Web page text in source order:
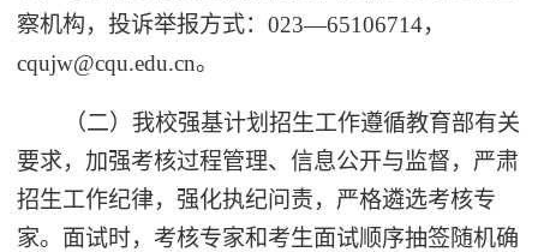
察机构，投诉举报方式：023—65106714，
cqujw@cqu.edu.cn。
（二）我校强基计划招生工作遵循教育部有关
要求，加强考核过程管理、信息公开与监督，严肃
招生工作纪律，强化执纪问责，严格遴选考核专
家。面试时，考核专家和考生面试顺序抽签随机确